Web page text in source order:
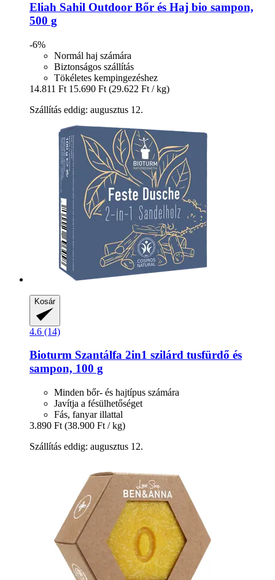
Eliah Sahil Outdoor Bőr és Haj bio sampon,
500 g
-6%
Normál haj számára
Biztonságos szállítás
Tökéletes kempingezéshez
14.811 Ft 15.690 Ft (29.622 Ft / kg)
Szállítás eddig: augusztus 12.
Kosár
4.6 (14)
Bioturm Szantálfa 2in1 szilárd tusfürdő és
sampon, 100 g
Minden bőr- és hajtípus számára
Javítja a fésülhetőséget
Fás, fanyar illattal
3.890 Ft (38.900 Ft / kg)
Szállítás eddig: augusztus 12.